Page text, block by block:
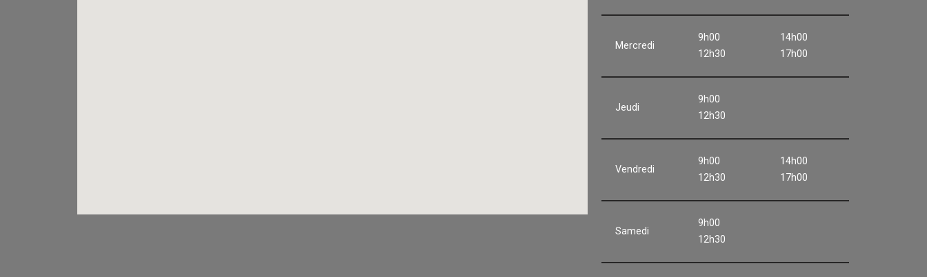
Mercredi
9h00
12h30
14h00
17h00
Jeudi
9h00
12h30
Vendredi
9h00
12h30
14h00
17h00
Samedi
9h00
12h30